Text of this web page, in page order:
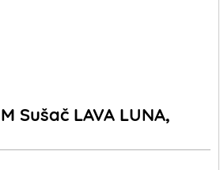
Sušač LAVA LUNA,